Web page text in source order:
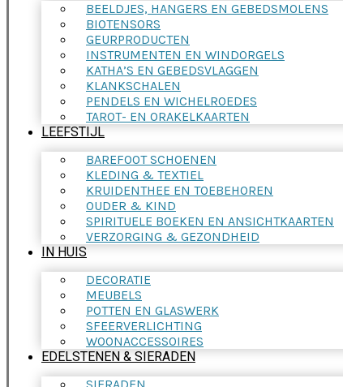
BEELDJES, HANGERS EN GEBEDSMOLENS
BIOTENSORS
GEURPRODUCTEN
INSTRUMENTEN EN WINDORGELS
KATHA’S EN GEBEDSVLAGGEN
KLANKSCHALEN
PENDELS EN WICHELROEDES
TAROT- EN ORAKELKAARTEN
LEEFSTIJL
BAREFOOT SCHOENEN
KLEDING & TEXTIEL
KRUIDENTHEE EN TOEBEHOREN
OUDER & KIND
SPIRITUELE BOEKEN EN ANSICHTKAARTEN
VERZORGING & GEZONDHEID
IN HUIS
DECORATIE
MEUBELS
POTTEN EN GLASWERK
SFEERVERLICHTING
WOONACCESSOIRES
EDELSTENEN & SIERADEN